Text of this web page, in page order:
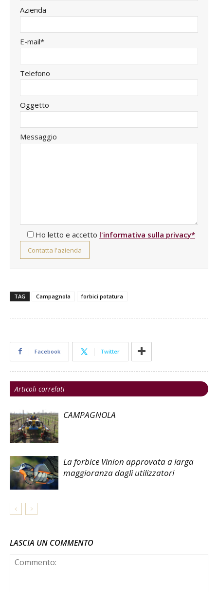
Azienda
E-mail*
Telefono
Oggetto
Messaggio
Ho letto e accetto l'informativa sulla privacy*
TAG Campagnola forbici potatura
Facebook Twitter
Articoli correlati
CAMPAGNOLA
La forbice Vinion approvata a larga
maggioranza dagli utilizzatori
LASCIA UN COMMENTO